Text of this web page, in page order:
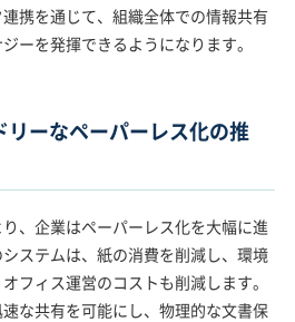
携を通じて、組織全体での情報共有
ーを発揮できるようになります。
リーなペーパーレス化の推
、企業はペーパーレス化を大幅に進
ステムは、紙の消費を削減し、環境
フィス運営のコストも削減します。
な共有を可能にし、物理的な文書保